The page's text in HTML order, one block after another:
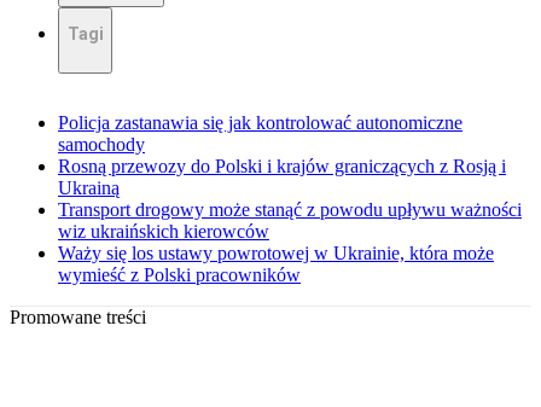
Tagi
Policja zastanawia się jak kontrolować autonomiczne
samochody
Rosną przewozy do Polski i krajów graniczących z Rosją i
Ukrainą
Transport drogowy może stanąć z powodu upływu ważności
wiz ukraińskich kierowców
Waży się los ustawy powrotowej w Ukrainie, która może
wymieść z Polski pracowników
Promowane treści